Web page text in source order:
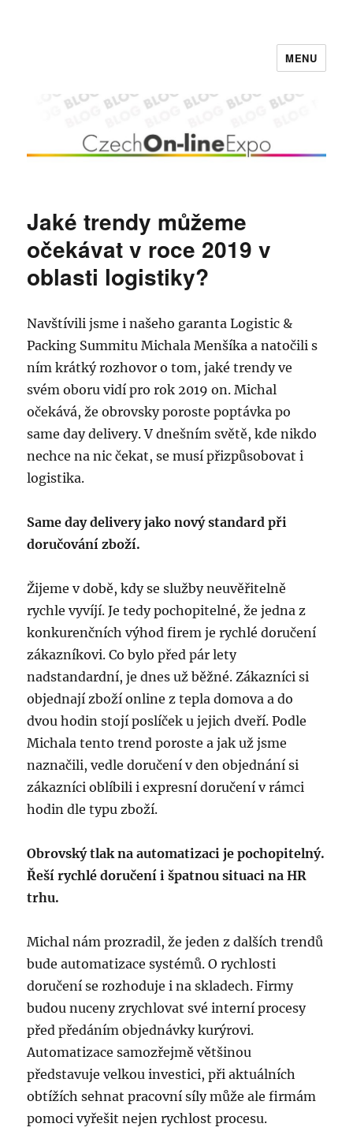
MENU
Jaké trendy můžeme
očekávat v roce 2019 v
oblasti logistiky?
Navštívili jsme i našeho garanta Logistic &
Packing Summitu Michala Menšíka a natočili s
ním krátký rozhovor o tom, jaké trendy ve
svém oboru vidí pro rok 2019 on. Michal
očekává, že obrovsky poroste poptávka po
same day delivery. V dnešním světě, kde nikdo
nechce na nic čekat, se musí přizpůsobovat i
logistika.
Same day delivery jako nový standard při
doručování zboží.
Žijeme v době, kdy se služby neuvěřitelně
rychle vyvíjí. Je tedy pochopitelné, že jedna z
konkurenčních výhod firem je rychlé doručení
zákazníkovi. Co bylo před pár lety
nadstandardní, je dnes už běžné. Zákazníci si
objednají zboží online z tepla domova a do
dvou hodin stojí poslíček u jejich dveří. Podle
Michala tento trend poroste a jak už jsme
naznačili, vedle doručení v den objednání si
zákazníci oblíbili i expresní doručení v rámci
hodin dle typu zboží.
Obrovský tlak na automatizaci je pochopitelný.
Řeší rychlé doručení i špatnou situaci na HR
trhu.
Michal nám prozradil, že jeden z dalších trendů
bude automatizace systémů. O rychlosti
doručení se rozhoduje i na skladech. Firmy
budou nuceny zrychlovat své interní procesy
před předáním objednávky kurýrovi.
Automatizace samozřejmě většinou
představuje velkou investici, při aktuálních
obtížích sehnat pracovní síly může ale firmám
pomoci vyřešit nejen rychlost procesu.